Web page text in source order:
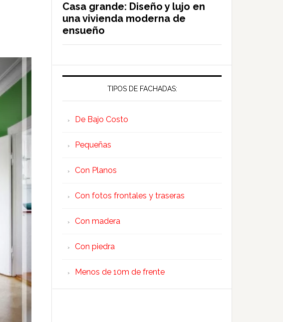
Casa grande: Diseño y lujo en
una vivienda moderna de
ensueño
TIPOS DE FACHADAS:
De Bajo Costo
Pequeñas
Con Planos
Con fotos frontales y traseras
Con madera
Con piedra
Menos de 10m de frente